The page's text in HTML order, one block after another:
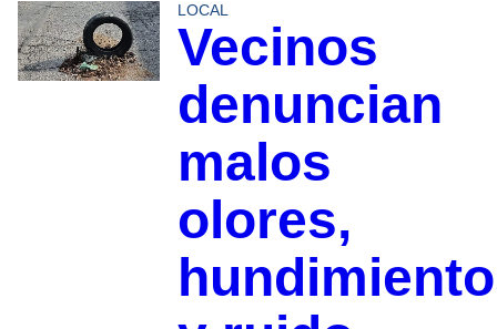
LOCAL
Vecinos
denuncian
malos
olores,